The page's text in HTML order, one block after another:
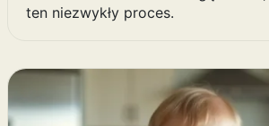
ten niezwykły proces.